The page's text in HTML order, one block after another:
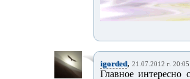
igorded, 21.07.2012 г. 20:05
Главное интересно